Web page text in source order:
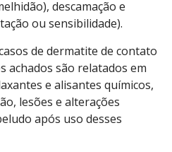
descamação e
ou sensibilidade).
de dermatite de contato
achados são relatados em
e alisantes químicos,
lesões e alterações
após uso desses